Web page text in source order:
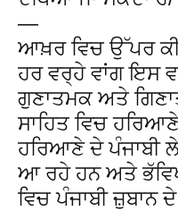
—
ਆਖ਼ਰ ਵਿਚ ਉੱਪਰ
ਹਰ ਵਰ੍ਹੇ ਵਾਂਗ ਇਸ
ਗੁਣਾਤਮਕ ਅਤੇ
ਸਾਹਿਤ ਵਿਚ
ਹਰਿਆਣੇ ਦੇ ਪੰਜਾਬੀ
ਆ ਰਹੇ ਹਨ ਅਤੇ ਭੱਵਿਖ
ਵਿਚ ਪੰਜਾਬੀ